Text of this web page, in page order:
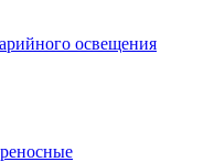
освещения